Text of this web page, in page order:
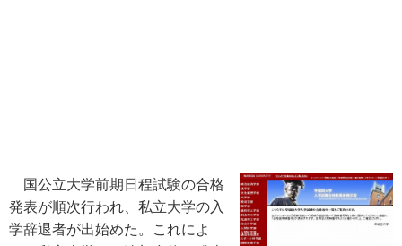
国公立大学前期日程試験の合格
発表が順次行われ、私立大学の入
学辞退者が出始めた。これによ